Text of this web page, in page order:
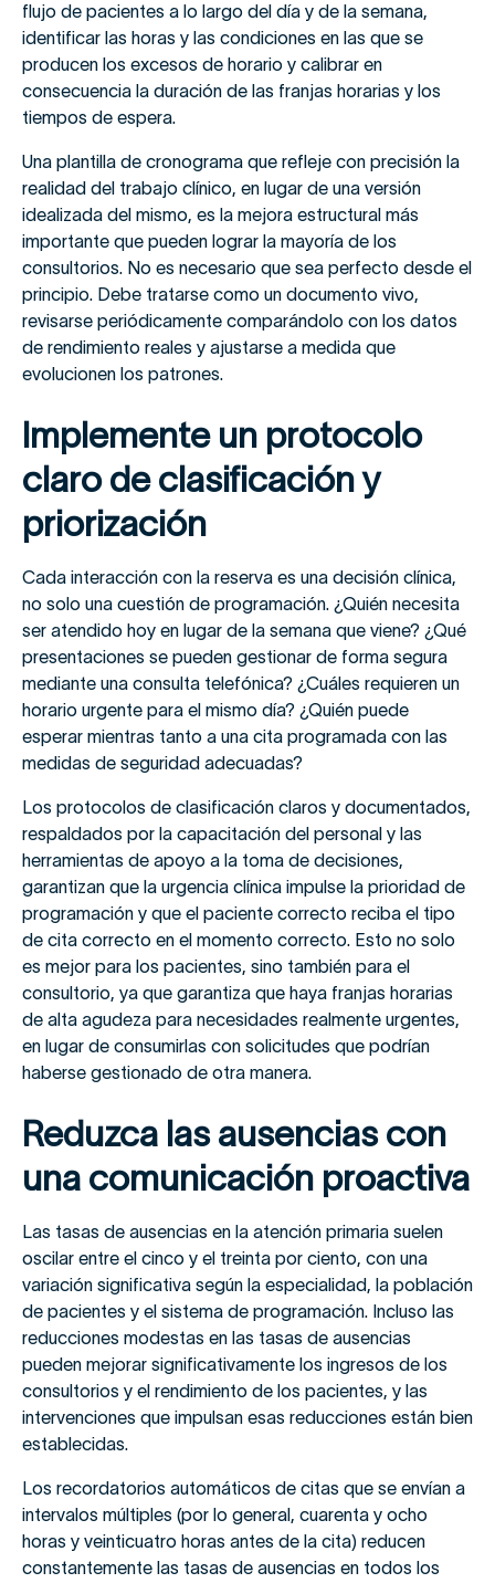
flujo de pacientes a lo largo del día y de la semana,
identificar las horas y las condiciones en las que se
producen los excesos de horario y calibrar en
consecuencia la duración de las franjas horarias y los
tiempos de espera.
Una plantilla de cronograma que refleje con precisión la
realidad del trabajo clínico, en lugar de una versión
idealizada del mismo, es la mejora estructural más
importante que pueden lograr la mayoría de los
consultorios. No es necesario que sea perfecto desde el
principio. Debe tratarse como un documento vivo,
revisarse periódicamente comparándolo con los datos
de rendimiento reales y ajustarse a medida que
evolucionen los patrones.
Implemente un protocolo
claro de clasificación y
priorización
Cada interacción con la reserva es una decisión clínica,
no solo una cuestión de programación. ¿Quién necesita
ser atendido hoy en lugar de la semana que viene? ¿Qué
presentaciones se pueden gestionar de forma segura
mediante una consulta telefónica? ¿Cuáles requieren un
horario urgente para el mismo día? ¿Quién puede
esperar mientras tanto a una cita programada con las
medidas de seguridad adecuadas?
Los protocolos de clasificación claros y documentados,
respaldados por la capacitación del personal y las
herramientas de apoyo a la toma de decisiones,
garantizan que la urgencia clínica impulse la prioridad de
programación y que el paciente correcto reciba el tipo
de cita correcto en el momento correcto. Esto no solo
es mejor para los pacientes, sino también para el
consultorio, ya que garantiza que haya franjas horarias
de alta agudeza para necesidades realmente urgentes,
en lugar de consumirlas con solicitudes que podrían
haberse gestionado de otra manera.
Reduzca las ausencias con
una comunicación proactiva
Las tasas de ausencias en la atención primaria suelen
oscilar entre el cinco y el treinta por ciento, con una
variación significativa según la especialidad, la población
de pacientes y el sistema de programación. Incluso las
reducciones modestas en las tasas de ausencias
pueden mejorar significativamente los ingresos de los
consultorios y el rendimiento de los pacientes, y las
intervenciones que impulsan esas reducciones están bien
establecidas.
Los recordatorios automáticos de citas que se envían a
intervalos múltiples (por lo general, cuarenta y ocho
horas y veinticuatro horas antes de la cita) reducen
constantemente las tasas de ausencias en todos los